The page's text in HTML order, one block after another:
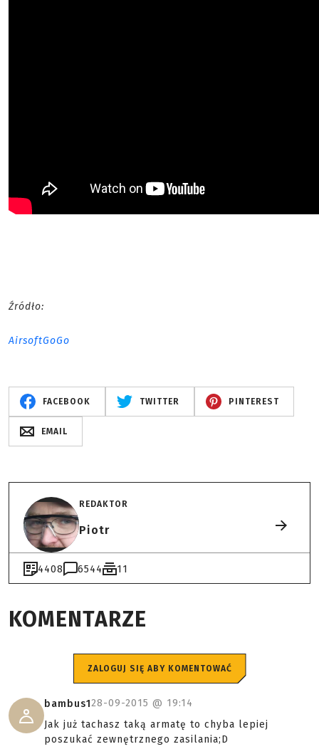
Źródło:
AirsoftGoGo
FACEBOOK TWITTER PINTEREST
EMAIL
REDAKTOR
Piotr
4408 6544 11
KOMENTARZE
ZALOGUJ SIĘ ABY KOMENTOWAĆ
bambus128-09-2015 @ 19:14
Jak już tachasz taką armatę to chyba lepiej
poszukać zewnętrznego zasilania;D